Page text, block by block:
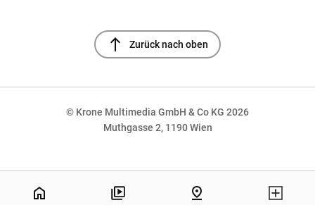
north Zurück nach oben
© Krone Multimedia GmbH & Co KG 2026
Muthgasse 2, 1190 Wien
home pin_drop
NaN%